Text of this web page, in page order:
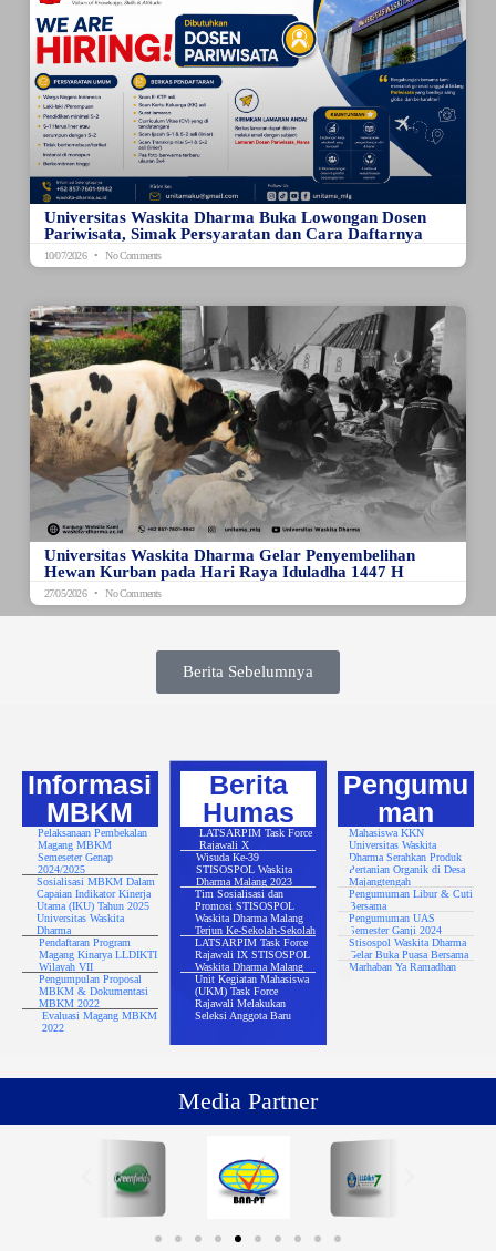
Universitas Waskita Dharma Buka Lowongan Dosen
Pariwisata, Simak Persyaratan dan Cara Daftarnya
10/07/2026 No Comments
Universitas Waskita Dharma Gelar Penyembelihan
Hewan Kurban pada Hari Raya Iduladha 1447 H
27/05/2026 No Comments
Berita Sebelumnya
Informasi
MBKM
Pelaksanaan Pembekalan
Magang MBKM
Semeseter Genap
2024/2025
Sosialisasi MBKM Dalam
Capaian Indikator Kinerja
Utama (IKU) Tahun 2025
Universitas Waskita
Dharma
Pendaftaran Program
Magang Kinarya LLDIKTI
Wilayah VII
Pengumpulan Proposal
MBKM & Dokumentasi
MBKM 2022
Evaluasi Magang MBKM
2022
Berita
Humas
LATSARPIM Task Force
Rajawali X
Wisuda Ke-39
STISOSPOL Waskita
Dharma Malang 2023
Tim Sosialisasi dan
Promosi STISOSPOL
Waskita Dharma Malang
Terjun Ke-Sekolah-Sekolah
LATSARPIM Task Force
Rajawali IX STISOSPOL
Waskita Dharma Malang
Unit Kegiatan Mahasiswa
(UKM) Task Force
Rajawali Melakukan
Seleksi Anggota Baru
Pengumu
man
Mahasiswa KKN
Universitas Waskita
Dharma Serahkan Produk
Pertanian Organik di Desa
Majangtengah
Pengumuman Libur & Cuti
Bersama
Pengumuman UAS
Semester Ganji 2024
Stisospol Waskita Dharma
Gelar Buka Puasa Bersama
Marhaban Ya Ramadhan
Media Partner